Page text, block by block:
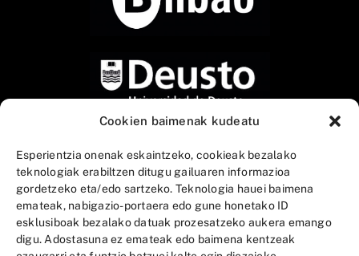
Cookien baimenak kudeatu
Esperientzia onenak eskaintzeko, cookieak bezalako
teknologiak erabiltzen ditugu gailuaren informazioa
gordetzeko eta/edo sartzeko. Teknologia hauei baimena
emateak, nabigazio-portaera edo gune honetako ID
esklusiboak bezalako datuak prozesatzeko aukera emango
digu. Adostasuna ez emateak edo baimena kentzeak